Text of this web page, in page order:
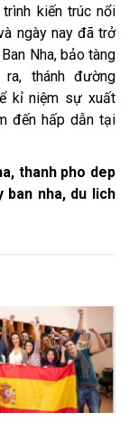
kiến trúc nổi
ngày nay đã trở
Nha, bảo tàng
thánh đường
kỉ niệm sự xuất
đến hấp dẫn tại
thanh pho dep
ban nha, du lich